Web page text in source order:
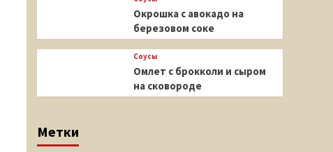
Окрошка с авокадо на
березовом соке
Соусы
Омлет с брокколи и сыром
на сковороде
Метки